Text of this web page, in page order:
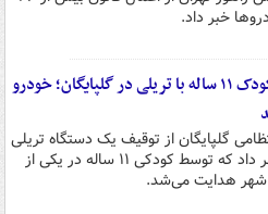
خبر داد.
رانندگی کودک ۱۱ ساله با تریلی در گلپایگان؛ خودرو
گلپایگان از توقیف یک دستگاه تریلی
کشنده خبر داد که توسط کودکی ۱۱ ساله در یکی از
شهر هدایت می‌شد.